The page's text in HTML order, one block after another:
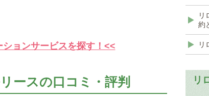
ョンサービスを探す！<<
ースの口コミ・評判
リ
約
リ
リ